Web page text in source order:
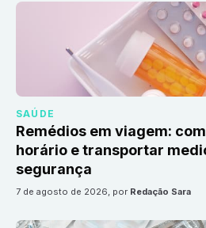
SAÚDE
Remédios em viagem:
horário e transportar
segurança
7 de agosto de 2026, por Redação Sara